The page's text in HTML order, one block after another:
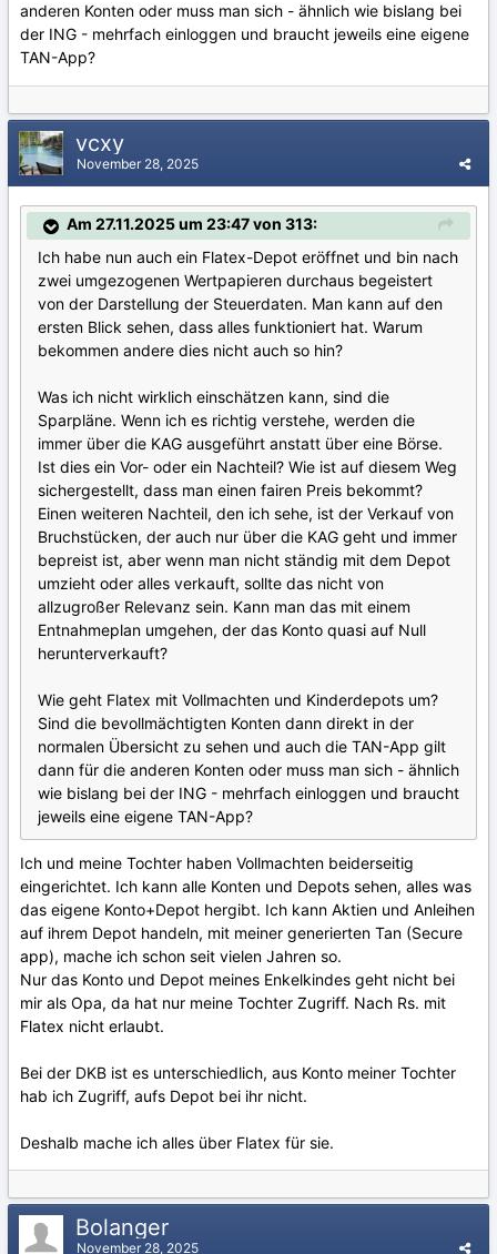
anderen Konten oder muss man sich - ähnlich wie bislang bei
der ING - mehrfach einloggen und braucht jeweils eine eigene
TAN-App?
vcxy
November 28, 2025
Am 27.11.2025 um 23:47 von 313:
Ich habe nun auch ein Flatex-Depot eröffnet und bin nach
zwei umgezogenen Wertpapieren durchaus begeistert
von der Darstellung der Steuerdaten. Man kann auf den
ersten Blick sehen, dass alles funktioniert hat. Warum
bekommen andere dies nicht auch so hin?
Was ich nicht wirklich einschätzen kann, sind die
Sparpläne. Wenn ich es richtig verstehe, werden die
immer über die KAG ausgeführt anstatt über eine Börse.
Ist dies ein Vor- oder ein Nachteil? Wie ist auf diesem Weg
sichergestellt, dass man einen fairen Preis bekommt?
Einen weiteren Nachteil, den ich sehe, ist der Verkauf von
Bruchstücken, der auch nur über die KAG geht und immer
bepreist ist, aber wenn man nicht ständig mit dem Depot
umzieht oder alles verkauft, sollte das nicht von
allzugroßer Relevanz sein. Kann man das mit einem
Entnahmeplan umgehen, der das Konto quasi auf Null
herunterverkauft?
Wie geht Flatex mit Vollmachten und Kinderdepots um?
Sind die bevollmächtigten Konten dann direkt in der
normalen Übersicht zu sehen und auch die TAN-App gilt
dann für die anderen Konten oder muss man sich - ähnlich
wie bislang bei der ING - mehrfach einloggen und braucht
jeweils eine eigene TAN-App?
Ich und meine Tochter haben Vollmachten beiderseitig
eingerichtet. Ich kann alle Konten und Depots sehen, alles was
das eigene Konto+Depot hergibt. Ich kann Aktien und Anleihen
auf ihrem Depot handeln, mit meiner generierten Tan (Secure
app), mache ich schon seit vielen Jahren so.
Nur das Konto und Depot meines Enkelkindes geht nicht bei
mir als Opa, da hat nur meine Tochter Zugriff. Nach Rs. mit
Flatex nicht erlaubt.
Bei der DKB ist es unterschiedlich, aus Konto meiner Tochter
hab ich Zugriff, aufs Depot bei ihr nicht.
Deshalb mache ich alles über Flatex für sie.
Bolanger
November 28, 2025